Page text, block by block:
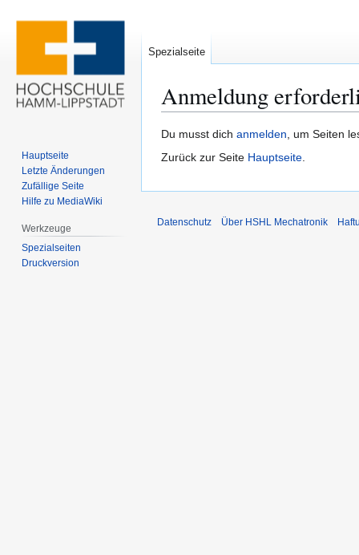
Anmeldung
Zur
Navigation
Zur
Suche
Du musst dich anmelden, um Seiten
Zurück zur Seite Hauptseite.
Spezialseite
Hauptseite
Letzte Änderungen
Zufällige Seite
Hilfe zu MediaWiki
Werkzeuge
Spezialseiten
Druckversion
Datenschutz Über HSHL Mechatronik